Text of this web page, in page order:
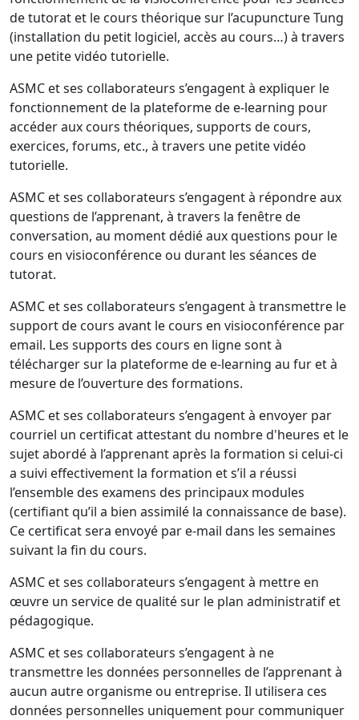
de tutorat et le cours théorique sur l’acupuncture Tung
(installation du petit logiciel, accès au cours…) à travers
une petite vidéo tutorielle.
ASMC et ses collaborateurs s’engagent à expliquer le
fonctionnement de la plateforme de e-learning pour
accéder aux cours théoriques, supports de cours,
exercices, forums, etc., à travers une petite vidéo
tutorielle.
ASMC et ses collaborateurs s’engagent à répondre aux
questions de l’apprenant, à travers la fenêtre de
conversation, au moment dédié aux questions pour le
cours en visioconférence ou durant les séances de
tutorat.
ASMC et ses collaborateurs s’engagent à transmettre le
support de cours avant le cours en visioconférence par
email. Les supports des cours en ligne sont à
télécharger sur la plateforme de e-learning au fur et à
mesure de l’ouverture des formations.
ASMC et ses collaborateurs s’engagent à envoyer par
courriel un certificat attestant du nombre d'heures et le
sujet abordé à l’apprenant après la formation si celui-ci
a suivi effectivement la formation et s’il a réussi
l’ensemble des examens des principaux modules
(certifiant qu’il a bien assimilé la connaissance de base).
Ce certificat sera envoyé par e-mail dans les semaines
suivant la fin du cours.
ASMC et ses collaborateurs s’engagent à mettre en
œuvre un service de qualité sur le plan administratif et
pédagogique.
ASMC et ses collaborateurs s’engagent à ne
transmettre les données personnelles de l’apprenant à
aucun autre organisme ou entreprise. Il utilisera ces
données personnelles uniquement pour communiquer